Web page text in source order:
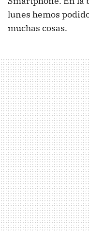
lunes hemos
muchas cosas.